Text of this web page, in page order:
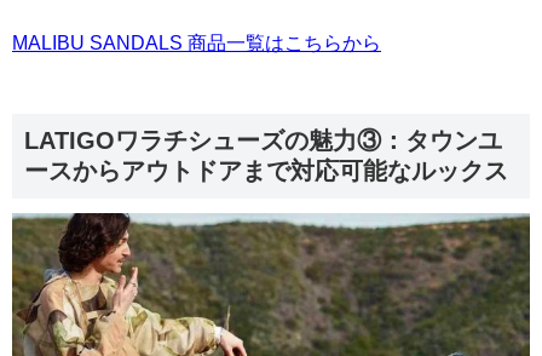
MALIBU SANDALS 商品一覧はこちらから
LATIGOワラチシューズの魅力③：タウンユ
ースからアウトドアまで対応可能なルックス